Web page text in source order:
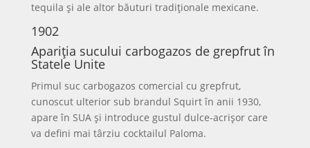
tequila și ale altor băuturi tradiționale mexicane.
1902
Apariția sucului carbogazos de grepfrut în
Statele Unite
Primul suc carbogazos comercial cu grepfrut,
cunoscut ulterior sub brandul Squirt în anii 1930,
apare în SUA și introduce gustul dulce-acrișor care
va defini mai târziu cocktailul Paloma.